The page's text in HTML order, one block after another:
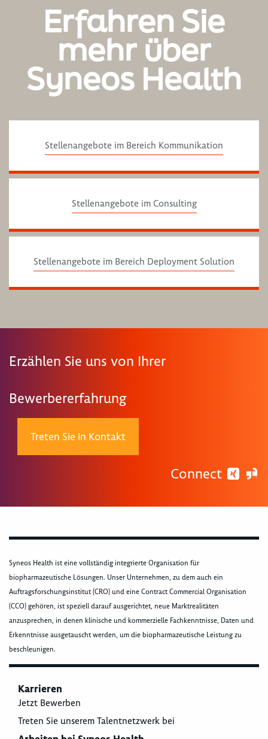
Erfahren Sie
mehr über
Syneos Health
Stellenangebote im Bereich Kommunikation
Stellenangebote im Consulting
Stellenangebote im Bereich Deployment Solution
Erzählen Sie uns von Ihrer
Bewerbererfahrung
Treten Sie in Kontakt
Connect
Syneos Health ist eine vollständig integrierte Organisation für
biopharmazeutische Lösungen. Unser Unternehmen, zu dem auch ein
Auftragsforschungsinstitut (CRO) und eine Contract Commercial Organisation
(CCO) gehören, ist speziell darauf ausgerichtet, neue Marktrealitäten
anzusprechen, in denen klinische und kommerzielle Fachkenntnisse, Daten und
Erkenntnisse ausgetauscht werden, um die biopharmazeutische Leistung zu
beschleunigen.
Karrieren
Jetzt Bewerben
Treten Sie unserem Talentnetzwerk bei